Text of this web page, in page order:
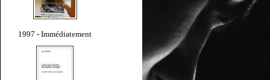
1997 - Immédiatement